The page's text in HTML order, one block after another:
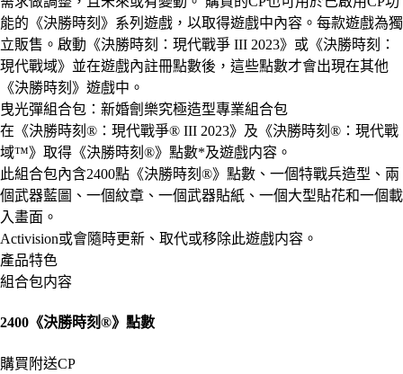
能的《決勝時刻》系列遊戲，以取得遊戲中內容。每款遊戲為獨
立販售。啟動《決勝時刻：現代戰爭 III 2023》或《決勝時刻：
現代戰域》並在遊戲內註冊點數後，這些點數才會出現在其他
《決勝時刻》遊戲中。
曳光彈組合包：新婚劊樂究極造型專業組合包
在《決勝時刻®：現代戰爭® III 2023》及《決勝時刻®：現代戰
域™》取得《決勝時刻®》點數*及遊戲内容。
此組合包內含2400點《決勝時刻®》點數、一個特戰兵造型、兩
個武器藍圖、一個紋章、一個武器貼紙、一個大型貼花和一個載
入畫面。
Activision或會隨時更新、取代或移除此遊戲内容。
產品特色
組合包内容
2400《決勝時刻®》點數
購買附送CP